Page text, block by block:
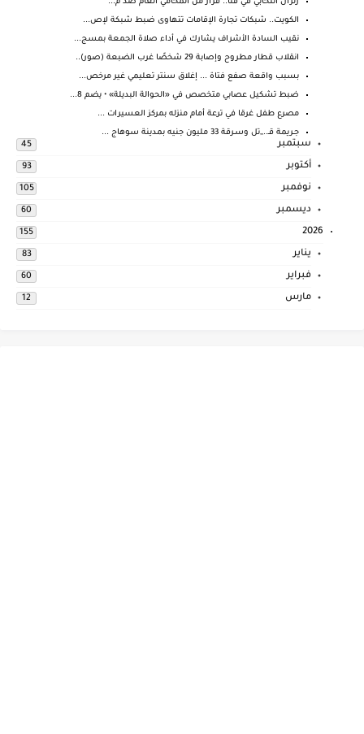
زلزال انتخابي في قنا.. قرار من المحامي العام ضد م...
الكويت.. شبكات تجارة الإقامات تتهاوى ضبط شبكة لإص...
نقيب السادة الأشراف يشارك في أداء صلاة الجمعة بمسج...
انقلاب قطار مطروح وإصابة 29 شخصًا غرب الضبعة (صور)..
بسبب واقعة صفع فتاة ... إغلاق سنتر تعليمي غير مرخص...
ضبط تشكيل عصابي متخصص في «الحوالة البديلة» • يضم 8...
مصرع طفل غرقا في ترعة أمام منزله بمركز العسيرات ...
جـريمة قـ..,,تل وسـرقة 33 مليون جنيه بمدينة سوهاج ...
سبتمبر 45
أكتوبر 93
نوفمبر 105
ديسمبر 60
2026
155
يناير 83
فبراير 60
مارس 12